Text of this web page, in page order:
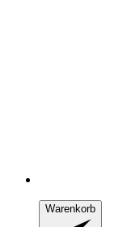
Warenkorb